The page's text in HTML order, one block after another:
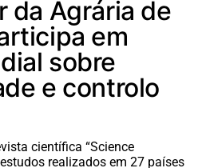
da Agrária de
em
sobre
e controlo
científica “Science
realizados em 27 países